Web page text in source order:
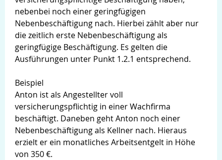
nebenbei noch einer geringfügigen
Nebenbeschäftigung nach. Hierbei zählt aber nur
die zeitlich erste Nebenbeschäftigung als
geringfügige Beschäftigung. Es gelten die
Ausführungen unter Punkt 1.2.1 entsprechend.
Beispiel
Anton ist als Angestellter voll
versicherungspflichtig in einer Wachfirma
beschäftigt. Daneben geht Anton noch einer
Nebenbeschäftigung als Kellner nach. Hieraus
erzielt er ein monatliches Arbeitsentgelt in Höhe
von 350 €.